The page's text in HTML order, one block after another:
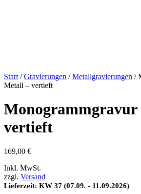
Start /Gravierungen /Metallgravierungen /
Metall – vertieft
vertieft
169,00 €
Inkl. MwSt.
zzgl. Versand
Lieferzeit: KW 37 (07.09. - 11.09.2026)